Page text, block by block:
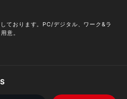
ております。PC/デジタル、ワーク&ラ
意。